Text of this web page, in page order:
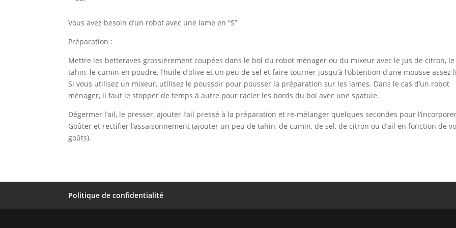
Vous avez besoin d’un robot avec une lame en “S”
Préparation :
Mettre les betteraves grossièrement coupées dans le bol du robot ménager ou du mixeur avec le jus de citron, le
tahin, le cumin en poudre, l’huile d’olive et un peu de sel et faire tourner jusqu’à l’obtention d’une mousse assez
Si vous utilisez un mixeur, utilisez le poussoir pour pousser la préparation sur les lames. Dans le cas d’un robot
ménager, il faut le stopper de temps à autre pour racler les bords du bol avec une spatule.
Dégermer l’ail, le presser, ajouter l’ail pressé à la préparation et re-mélanger quelques secondes pour
Goûter et rectifier l’assaisonnement (ajouter un peu de tahin, de cumin, de sel, de citron ou d’ail en fonction de
goûts).
Politique de confidentialité